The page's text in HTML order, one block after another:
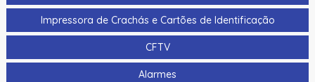
Botoeira/Botao De Saida Aco Inoxidavel Hikvision Ds-
K7P02 90X35X28.9Mm
Botoeira/Botao De Saida Sem Toque Aco Inoxidavel
Hikvision Ds-K7P04 86X50X34Mm
Impressora de Crachás e Cartões de Identificação
CFTV
Alarmes